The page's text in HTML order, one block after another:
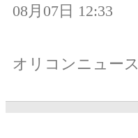
08月07日 12:33
オリコンニュース